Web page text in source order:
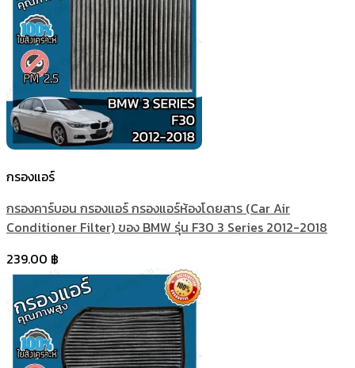
กรองแอร์
กรองคาร์บอน กรองแอร์ กรองแอร์ห้องโดยสาร (Car Air
Conditioner Filter) ของ BMW รุ่น F30 3 Series 2012-2018
239.00 ฿